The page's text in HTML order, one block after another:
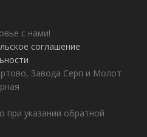
с нами!
соглашение
Завода Серп и Молот
при указании обратной